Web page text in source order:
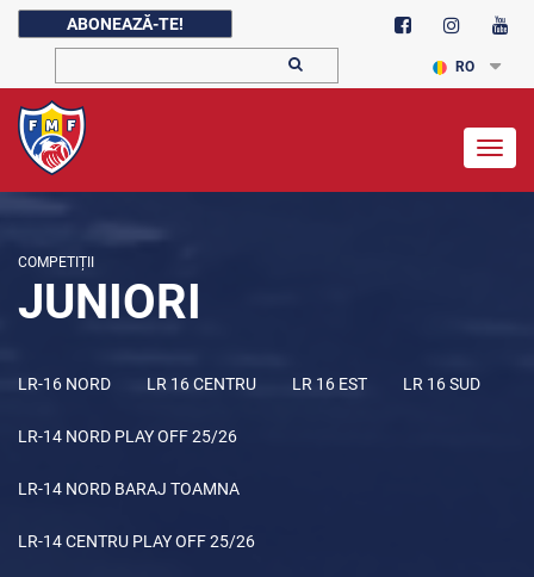
ABONEAZĂ-TE!
RO
COMPETIȚII
JUNIORI
LR-16 NORD LR 16 CENTRU LR 16 EST LR 16 SUD
LR-14 NORD PLAY OFF 25/26
LR-14 NORD BARAJ TOAMNA
LR-14 CENTRU PLAY OFF 25/26